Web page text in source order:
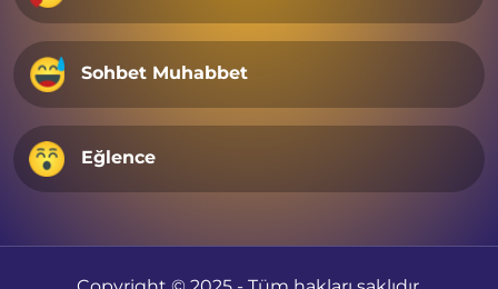
Sohbet Muhabbet
Eğlence